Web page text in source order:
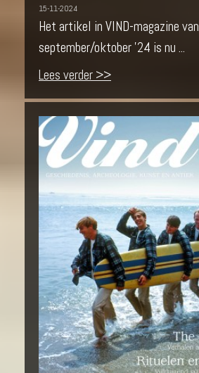
15-11-2024
Het artikel in VIND-magazine van
september/oktober '24 is nu ...
Lees verder >>